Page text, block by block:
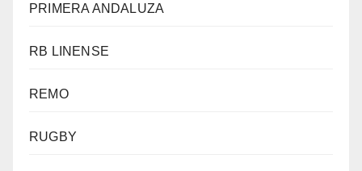
PRIMERA ANDALUZA
RB LINENSE
REMO
RUGBY